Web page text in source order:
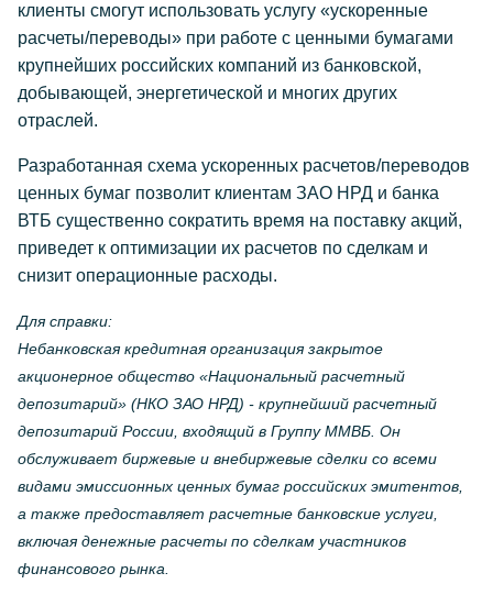
клиенты смогут использовать услугу «ускоренные
расчеты/переводы» при работе с ценными бумагами
крупнейших российских компаний из банковской,
добывающей, энергетической и многих других
отраслей.
Разработанная схема ускоренных расчетов/переводов
ценных бумаг позволит клиентам ЗАО НРД и банка
ВТБ существенно сократить время на поставку акций,
приведет к оптимизации их расчетов по сделкам и
снизит операционные расходы.
Для справки:
Небанковская кредитная организация закрытое
акционерное общество «Национальный расчетный
депозитарий» (НКО ЗАО НРД) - крупнейший расчетный
депозитарий России, входящий в Группу ММВБ. Он
обслуживает биржевые и внебиржевые сделки со всеми
видами эмиссионных ценных бумаг российских эмитентов,
а также предоставляет расчетные банковские услуги,
включая денежные расчеты по сделкам участников
финансового рынка.